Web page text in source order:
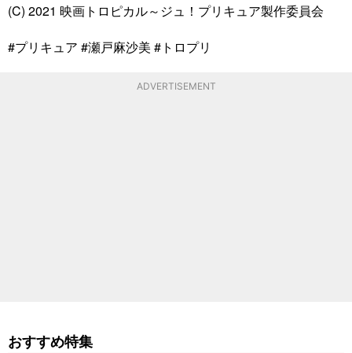
(C) 2021 映画トロピカル～ジュ！プリキュア製作委員会
#プリキュア #瀬戸麻沙美 #トロプリ
ADVERTISEMENT
おすすめ特集